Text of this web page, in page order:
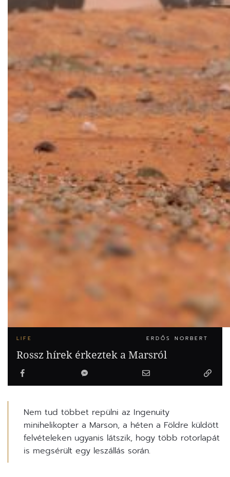
LIFE ERDŐS NORBERT
Rossz hírek érkeztek a Marsról
Nem tud többet repülni az Ingenuity
minihelikopter a Marson, a héten a Földre küldött
felvételeken ugyanis látszik, hogy több rotorlapát
is megsérült egy leszállás során.